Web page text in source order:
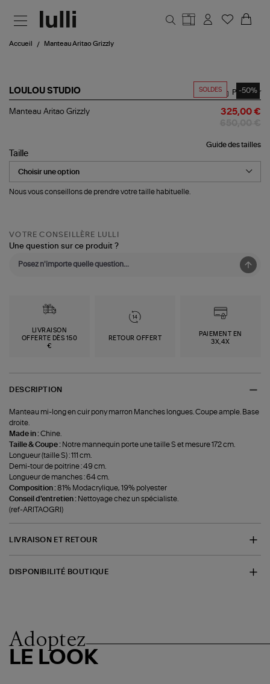
Accueil Manteau Aritao Grizzly
SOLDES -50%
LOULOU STUDIO
Manteau
Partager
Manteau Aritao Grizzly 325,00 €
Guide des tailles
Taille
Nous vous conseillons de prendre votre taille habituelle.
VOTRE CONSEILLÈRE LULLI
Une question sur ce produit ?
LIVRAISON
OFFERTE DÈS 150
€
RETOUR OFFERT
PAIEMENT EN
3X,4X
DESCRIPTION
Manteau mi-long en cuir pony marron Manches longues. Coupe ample. Base
droite.
Made in :Chine.
Taille & Coupe : Notre mannequin porte une taille S et mesure 172 cm.
Longueur (taille S) : 111 cm.
Demi-tour de poitrine : 49 cm.
Longueur de manches : 64 cm.
Composition :81% Modacrylique, 19% polyester
Conseil d'entretien : Nettoyage chez un spécialiste.
(ref-ARITAOGRI)
LIVRAISON ET RETOUR
DISPONIBILITÉ BOUTIQUE
Adoptez
LE LOOK